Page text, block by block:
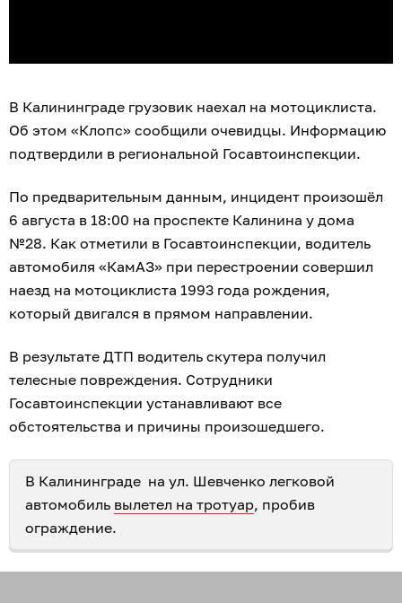
В Калининграде грузовик наехал на мотоциклиста.
Об этом «Клопс» сообщили очевидцы. Информацию
подтвердили в региональной Госавтоинспекции.
По предварительным данным, инцидент произошёл
6 августа в 18:00 на проспекте Калинина у дома
№28. Как отметили в Госавтоинспекции, водитель
автомобиля «КамАЗ» при перестроении совершил
наезд на мотоциклиста 1993 года рождения,
который двигался в прямом направлении.
В результате ДТП водитель скутера получил
телесные повреждения. Сотрудники
Госавтоинспекции устанавливают все
обстоятельства и причины произошедшего.
В Калининграде на ул. Шевченко легковой
автомобиль вылетел на тротуар, пробив
ограждение.